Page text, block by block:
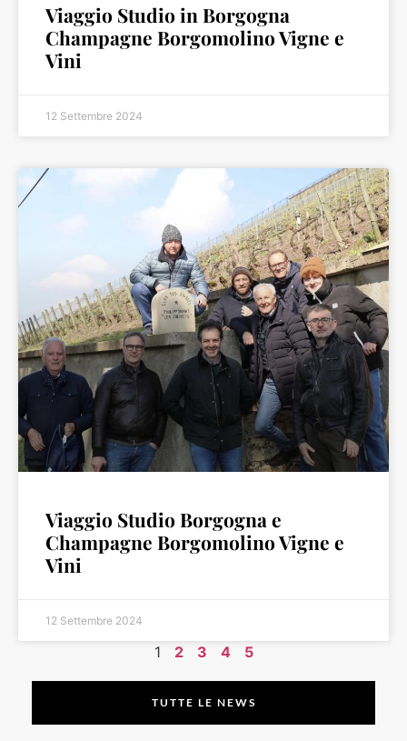
Viaggio Studio in Borgogna
Champagne Borgomolino Vigne e
Vini
12 Settembre 2024
Viaggio Studio Borgogna e
Champagne Borgomolino Vigne e
Vini
12 Settembre 2024
1 2 3 4 5
TUTTE LE NEWS